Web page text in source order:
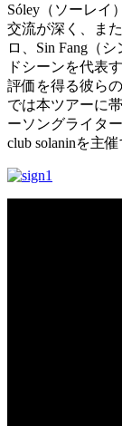
Sóley（ソーレイ
交流が深く、ま
ロ、Sin Fang（
ドシーンを代表
評価を得る彼ら
では本ツアーに
ーソングライター
club solaninを主